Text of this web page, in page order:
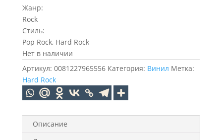
Жанр:
Rock
Стиль:
Pop Rock, Hard Rock
Нет в наличии
Артикул: 0081227965556 Категория: Винил Метка:
Hard Rock
Описание